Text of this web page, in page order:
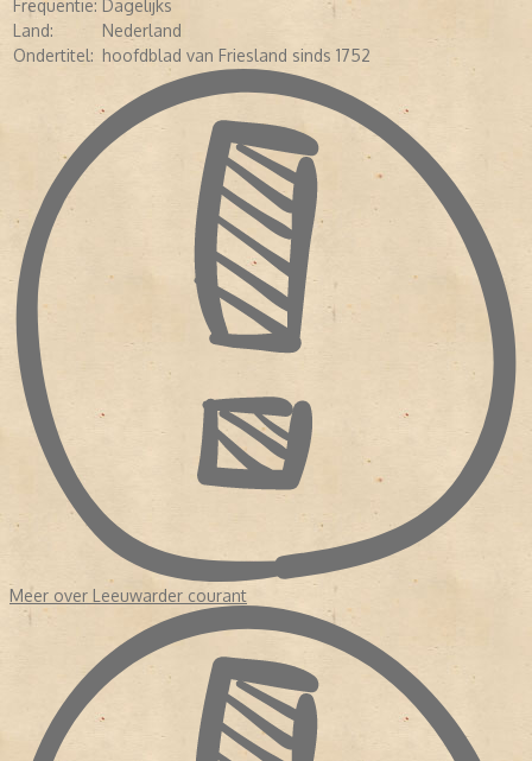
verschenen er ook strips, reportages en verhalen over het
dagelijks leven. In de Tweede Wereldoorlog werd door de
Duitsers een NSB-hoofdredacteur aangesteld. Na deze oorlog
groeide de krant uit tot een provinciale kwaliteitskrant. Per 1
november 1969 ging de uit het verzet voortgekomen Friese
Koerier op in de Leeuwarder Courant. [bewerken] Regionale
dagbladen in Friesland De Friezen verkeren in de positie dat lezers
kunnen kiezen uit twee regionale dagbladen, dit in tegenstelling
tot de meeste andere provincies in Nederland. Het andere
regionale dagblad in Friesland is het Friesch Dagblad. [bewerken]
Digitaal Archief Op 24 oktober 2007 waren alle 255 jaargangen
(meer dan 795.000 pagina's) van de Leeuwarder Courant
gedigitaliseerd. Het online LC-archief is tot stand gebracht door
de Stichting Digitaal Archief Leeuwarder Courant (SDALC), een
samenwerking van de NDC Mediagroep en Tresoar. [bewerken]
Medewerkers of oud-medewerkers * Jetske Bilker * Laurens ten
Cate, hoofdredacteur (1969-1978) * Sikke Doele, kunstcriticus *
Jeroen Elshoff * Eddy Evenhuis, hoofdredacteur (1955-1983) *
Hylkje Goïnga * Guus Hellegers, kunstcriticus * Atte Jongstra,
recensent * Rely Jorritsma * Ebbing Kiestra * Haije Kramer,
schaakmedewerker * Rob Meines * Ruben L. Oppenheimer,
cartoonist * Coen Peppelenbos, literatuurcriticus * Durk van der
Ploeg, typograaf * Hylke Speerstra, hoofdredacteur * Theo
Steeman, striptekenaar * Bart Tammeling, columnist * Pieter
Terpstra * Rink van der Velde * Anne Wadman * Michaël Zeeman,
recensent
Frequentie: Dagelijks
Land:
Nederland
Ondertitel: hoofdblad van Friesland sinds 1752
Meer over Leeuwarder courant